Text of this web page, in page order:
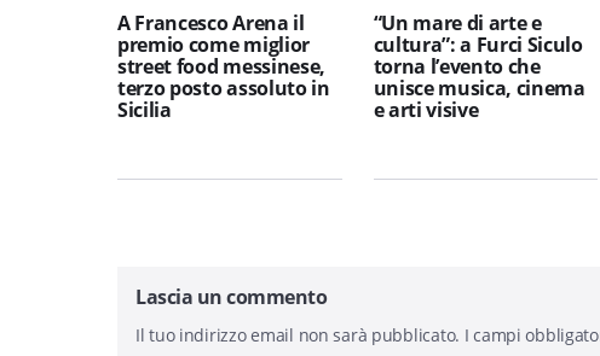
A Francesco Arena il
premio come miglior
street food messinese,
terzo posto assoluto in
Sicilia
“Un mare di arte e
cultura”: a Furci Siculo
torna l’evento che
unisce musica, cinema
e arti visive
Lascia un commento
Il tuo indirizzo email non sarà pubblicato. I campi